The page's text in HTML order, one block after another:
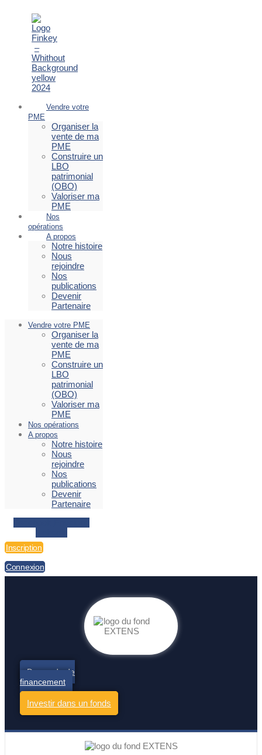
Vendre votre
PME
Organiser la
vente de ma
PME
Construire un
LBO
patrimonial
(OBO)
Valoriser ma
PME
Nos
opérations
A propos
Notre histoire
Nous
rejoindre
Nos
publications
Devenir
Partenaire
Vendre votre PME
Organiser la
vente de ma
PME
Construire un
LBO
patrimonial
(OBO)
Valoriser ma
PME
Nos opérations
A propos
Notre histoire
Nous
rejoindre
Nos
publications
Devenir
Partenaire
Inscription
Connexion
Demande de
financement
Investir dans un fonds